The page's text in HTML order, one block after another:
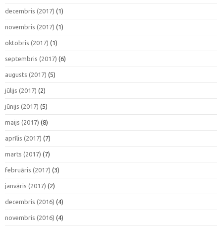
decembris (2017) (1)
novembris (2017) (1)
oktobris (2017) (1)
septembris (2017) (6)
augusts (2017) (5)
jūlijs (2017) (2)
jūnijs (2017) (5)
maijs (2017) (8)
aprīlis (2017) (7)
marts (2017) (7)
februāris (2017) (3)
janvāris (2017) (2)
decembris (2016) (4)
novembris (2016) (4)